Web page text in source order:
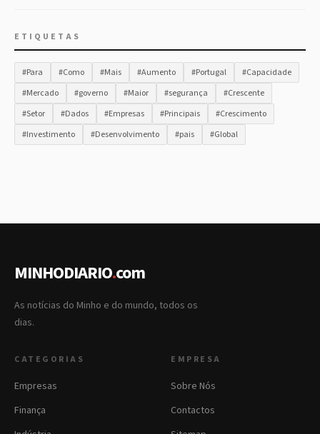
ETIQUETAS
#Para #Como #Mais #Aumento #Portugal
#Capacidade
#Mercado
#governo #Maior #segurança
#Crescente
#Setor
#Dados #Empresas #Principais
#Crescimento
#Investimento
#Desenvolvimento #pais #Global
MINHODIARIO.com
As notícias do Minho e do mundo, todos os
dias.
CATEGORIAS
Empresas
Finança
EMPRESA
Sobre Nós
Contactos